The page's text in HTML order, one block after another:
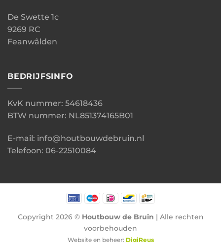
De Swette 1c
9269 RC
Feanwâlden
BEDRIJFSINFO
KvK nummer: 54618436
BTW nummer: NL851374165B01
E-mail: info@houtbouwdebruin.nl
Telefoon: 06-22510084
Copyright 2026 © Houtbouw de Bruin | Alle rechten
voorbehouden
Website en beheer: DigiReus